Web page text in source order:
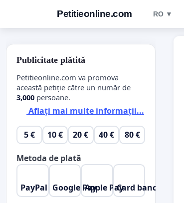
Petitieonline.com RO ▼
Publicitate plătită
Petitieonline.com va promova
această petiție către un număr de
3,000 persoane.
Aflați mai multe informații...
5 € 10 € 20 € 40 € 80 €
Metoda de plată
PayPal Google PayApple PayCard bancar